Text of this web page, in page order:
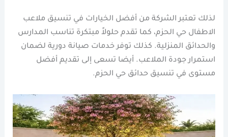
لذلك تعتبر الشركة من أفضل الخيارات في تنسيق ملاعب
الاطفال حي الحزم، كما تقدم حلولاً مبتكرة تناسب المدارس
والحدائق المنزلية. كذلك توفر خدمات صيانة دورية لضمان
استمرار جودة الملاعب. أيضا تسعى إلى تقديم أفضل
مستوى في تنسيق حدائق حي الحزم.